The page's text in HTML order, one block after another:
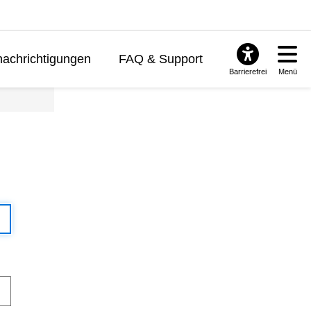
FAQ & Support
Barrierefrei Menü